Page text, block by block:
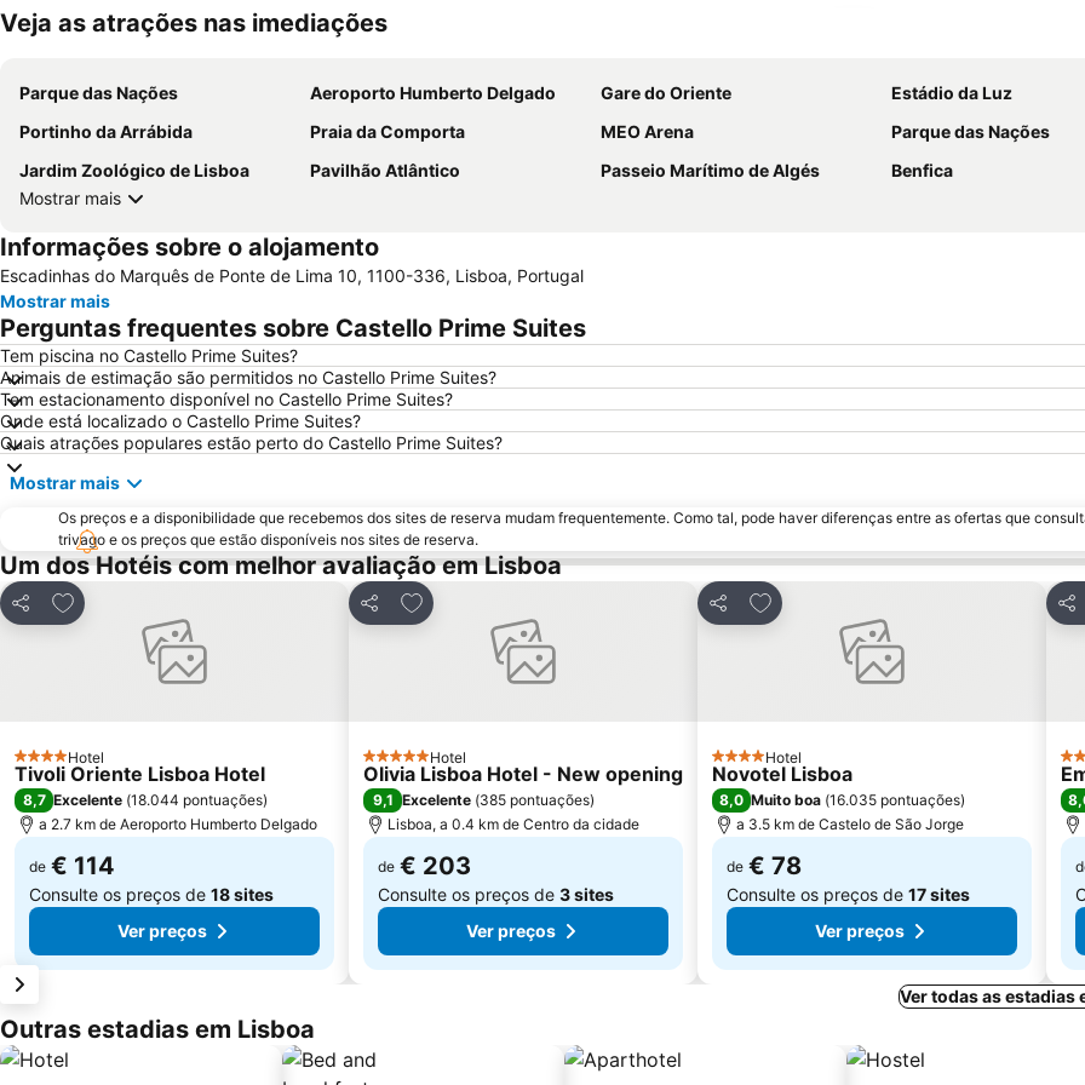
Veja as atrações nas imediações
Parque das Nações Aeroporto Humberto Delgado Gare do Oriente
Estádio da Luz
Portinho da Arrábida
Praia da Comporta MEO Arena
Parque das Nações
Jardim Zoológico de Lisboa
Pavilhão Atlântico Passeio Marítimo de Algés
Benfica
Mostrar mais
Informações sobre o alojamento
Escadinhas do Marquês de Ponte de Lima 10, 1100-336, Lisboa, Portugal
Mostrar mais
Perguntas frequentes sobre Castello Prime Suites
Tem piscina no Castello Prime Suites?
Animais de estimação são permitidos no Castello Prime Suites?
Tem estacionamento disponível no Castello Prime Suites?
Onde está localizado o Castello Prime Suites?
Quais atrações populares estão perto do Castello Prime Suites?
Mostrar mais
Os preços e a disponibilidade que recebemos dos sites de reserva mudam frequentemente. Como tal, pode haver diferenças entre as ofertas que
trivago e os preços que estão disponíveis nos sites de reserva.
Um dos Hotéis com melhor avaliação em Lisboa
Partilhar
Adicionar aos favoritos
4 Estrelas
Hotel
Tivoli Oriente Lisboa Hotel
8,7 Excelente (18.044 pontuações)
a 2.7 km de Aeroporto Humberto Delgado
de € 114
Consulte os preços de 18 sites
Ver preços
Partilhar
Adicionar aos favoritos
5 EstrelasHotel
Olivia Lisboa Hotel - New opening
9,1 Excelente (385 pontuações)
Lisboa, a 0.4 km de Centro da cidade
de € 203
Consulte os preços de 3 sites
Ver preços
Partilhar
Adicionar aos favoritos
4 Estrelas
Hotel
Novotel Lisboa
8,0 Muito boa (16.035 pontuações)
a 3.5 km de Castelo de São Jorge
de € 78
Consulte os preços de 17 sites
Ver preços
3
Ver todas as estadias
Outras estadias em Lisboa